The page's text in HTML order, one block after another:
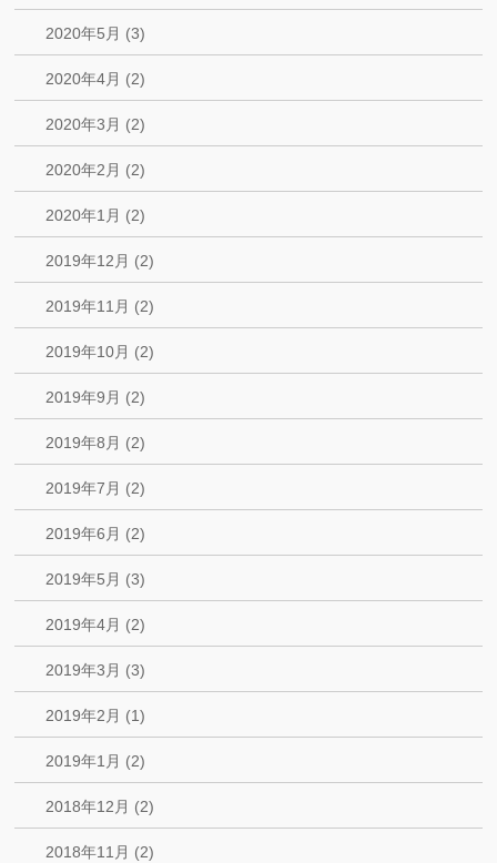
2020年5月 (3)
2020年4月 (2)
2020年3月 (2)
2020年2月 (2)
2020年1月 (2)
2019年12月 (2)
2019年11月 (2)
2019年10月 (2)
2019年9月 (2)
2019年8月 (2)
2019年7月 (2)
2019年6月 (2)
2019年5月 (3)
2019年4月 (2)
2019年3月 (3)
2019年2月 (1)
2019年1月 (2)
2018年12月 (2)
2018年11月 (2)